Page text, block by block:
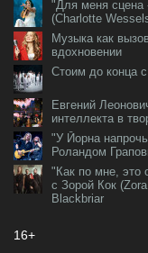
"Для меня сцена
(Charlotte
Музыка как
вдохновении
Стоим до конца
Евгений
интеллекта в
"У Йорна
Роландом
"Как по мне, это
с Зорой Кок
Blackbriar
16+